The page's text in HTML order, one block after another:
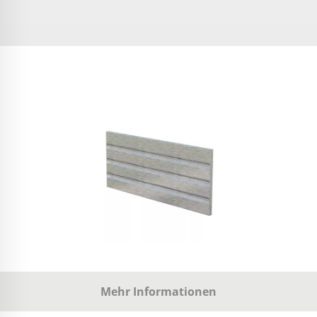
Mehr Informationen